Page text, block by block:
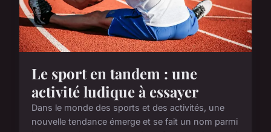
Le sport en tandem : une
activité ludique à essayer
Dans le monde des sports et des activités, une
nouvelle tendance émerge et se fait un nom parmi